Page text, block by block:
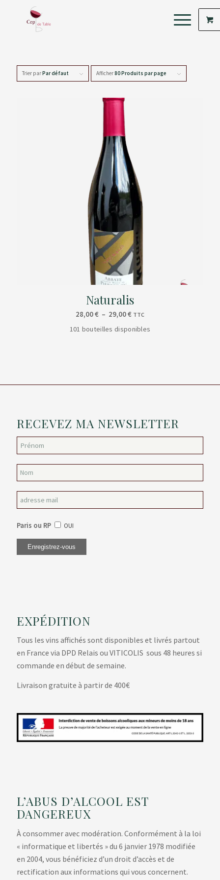
Trier parPar défaut Afficher80 Produits par page
Naturalis
28,00€ – 29,00€Plage
TTC
101 bouteilles disponibles
RECEVEZ MA NEWSLETTER
Paris ou RP OUI
EXPÉDITION
Tous les vins affichés sont disponibles et livrés partout
en France via DPD Relais ou VITICOLIS sous 48 heures si
commande en début de semaine.
Livraison gratuite à partir de 400€
L’ABUS D’ALCOOL EST
DANGEREUX
À consommer avec modération. Conformément à la loi
« informatique et libertés » du 6 janvier 1978 modifiée
en 2004, vous bénéficiez d’un droit d’accès et de
rectification aux informations qui vous concernent.